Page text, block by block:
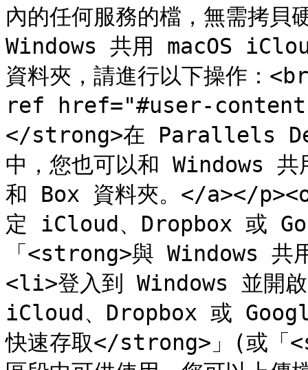
內的任何服務的檔，無需拷
Windows 共用 macOS
資料夾，請進行以下操作
ref href="#user-
</strong>在 Parallels
中，您也可以和 Windows
和 Box 資料夾。</a></
定 iCloud、Dropbox 或
「<strong>與 Windows
<li>登入到 Windows 並開
iCloud、Dropbox 或
快速存取</strong>」(或「